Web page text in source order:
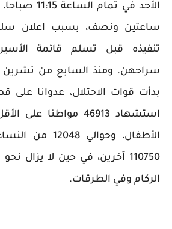
الأحد في تمام
ساعتين ونصف، بسبب اعلان
تنفيذه قبل تسلم قائمة
بدأت قوات الاحتلال، عدوانا
الأطفال، وحوالي
الركام وفي الطرقات.